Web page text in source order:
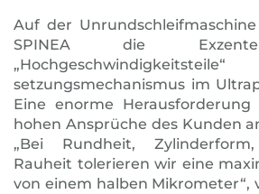
Auf der
SPINEA die
setzungsmechanismus im
Eine enorme
hohen Ansprüche des Kunden
„Bei Rundheit,
Rauheit tolerieren wir eine
von einem halben Mikrometer“,